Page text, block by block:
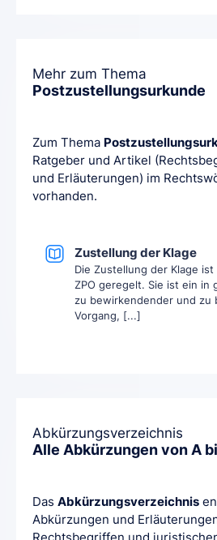
Mehr zum Thema
Postzustellungsurkunde
Zum Thema
Ratgeber und Artikel
und Erläuterungen) im
vorhanden.
Zustellung der Klage
Die Zustellung der Klage ist
ZPO geregelt. Sie ist ein in
zu bewirkendender und zu
Vorgang, [...]
Abkürzungsverzeichnis
Alle Abkürzungen von A
Das Abkürzungsverzeichnis
Abkürzungen und
Rechtsbegriffen und